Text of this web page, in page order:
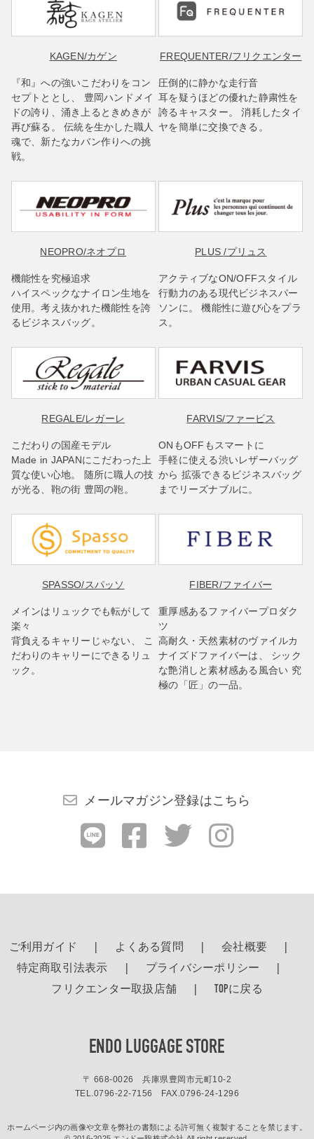
KAGEN/カゲン
『和』への強いこだわりをコン
セプトととし、 豊岡ハンドメイ
ドの誇り、涌き上るときめきが
再び蘇る。 伝統を生かした職人
魂で、新たなカバン作りへの挑
戦。
FREQUENTER/フリクエンター
圧倒的に静かな走行音
耳を疑うほどの優れた静粛性を
誇るキャスター。 消耗したタイ
ヤを簡単に交換できる。
NEOPRO/ネオプロ
機能性を究極追求
ハイスペックなナイロン生地を
使用。考え抜かれた機能性を誇
るビジネスバッグ。
PLUS/プリュス
アクティブなON/OFFスタイル
行動力のある現代ビジネスパー
ソンに。 機能性に遊び心をプラ
ス。
REGALE/レガーレ
こだわりの国産モデル
Made in JAPANにこだわった上
質な使い心地。 随所に職人の技
が光る、鞄の街 豊岡の鞄。
FARVIS/ファービス
ONもOFFもスマートに
手軽に使える渋いレザーバッグ
から 拡張できるビジネスバッグ
までリーズナブルに。
SPASSO/スパッソ
メインはリュックでも転がして
楽々
背負えるキャリーじゃない、 こ
だわりのキャリーにできるリュ
ック。
FIBER/ファイバー
重厚感あるファイバープロダク
ツ
高耐久・天然素材のヴァイルカ
ナイズドファイバーは、 シック
な艶消しと素材感ある風合い 究
極の「匠」の一品。
メールマガジン登録はこちら
ご利用ガイド よくある質問
会社概要
特定商取引法表示
プライバシーポリシー
フリクエンター取扱店舗
TOPに戻る
ENDO LUGGAGE STORE
〒 668-0026 兵庫県豊岡市元町10-2
TEL.0796-22-7156 FAX.0796-24-1296
ホームページ内の画像や文章を弊社の書類による許可無く複製することを禁じます。